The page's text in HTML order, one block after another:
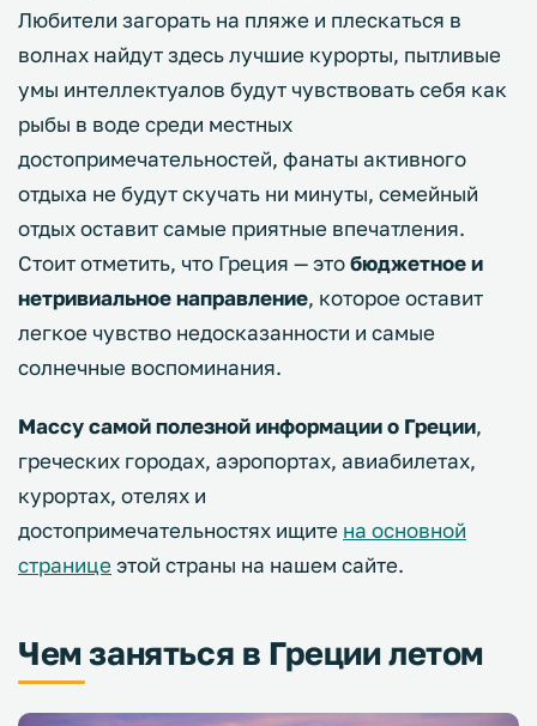
Любители загорать на пляже и плескаться в
волнах найдут здесь лучшие курорты, пытливые
умы интеллектуалов будут чувствовать себя как
рыбы в воде среди местных
достопримечательностей, фанаты активного
отдыха не будут скучать ни минуты, семейный
отдых оставит самые приятные впечатления.
Стоит отметить, что Греция — этобюджетное и
нетривиальное направление, которое оставит
легкое чувство недосказанности и самые
солнечные воспоминания.
Массу самой полезной информации о Греции,
греческих городах, аэропортах, авиабилетах,
курортах, отелях и
достопримечательностях ищите на основной
странице этой страны на нашем сайте.
Чем заняться в Греции летом